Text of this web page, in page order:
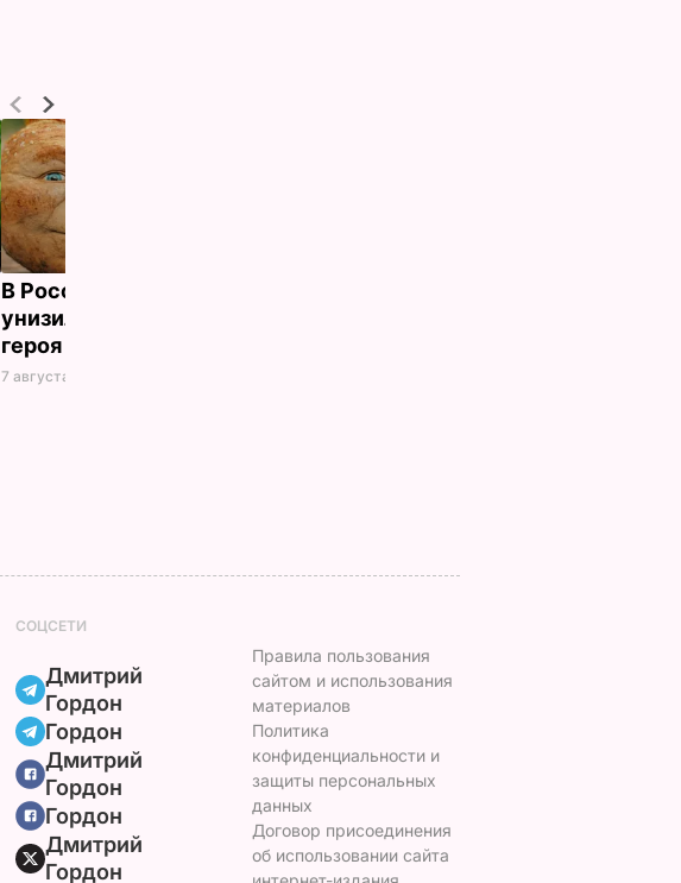
В России жестоко
унизили любимого
героя Путина
7 августа, 23.32
СОЦСЕТИ
Дмитрий
Гордон
Гордон
Дмитрий
Гордон
Гордон
Дмитрий
Гордон
Правила пользования
сайтом и использования
материалов
Политика
конфиденциальности и
защиты персональных
данных
Договор присоединения
об использовании сайта